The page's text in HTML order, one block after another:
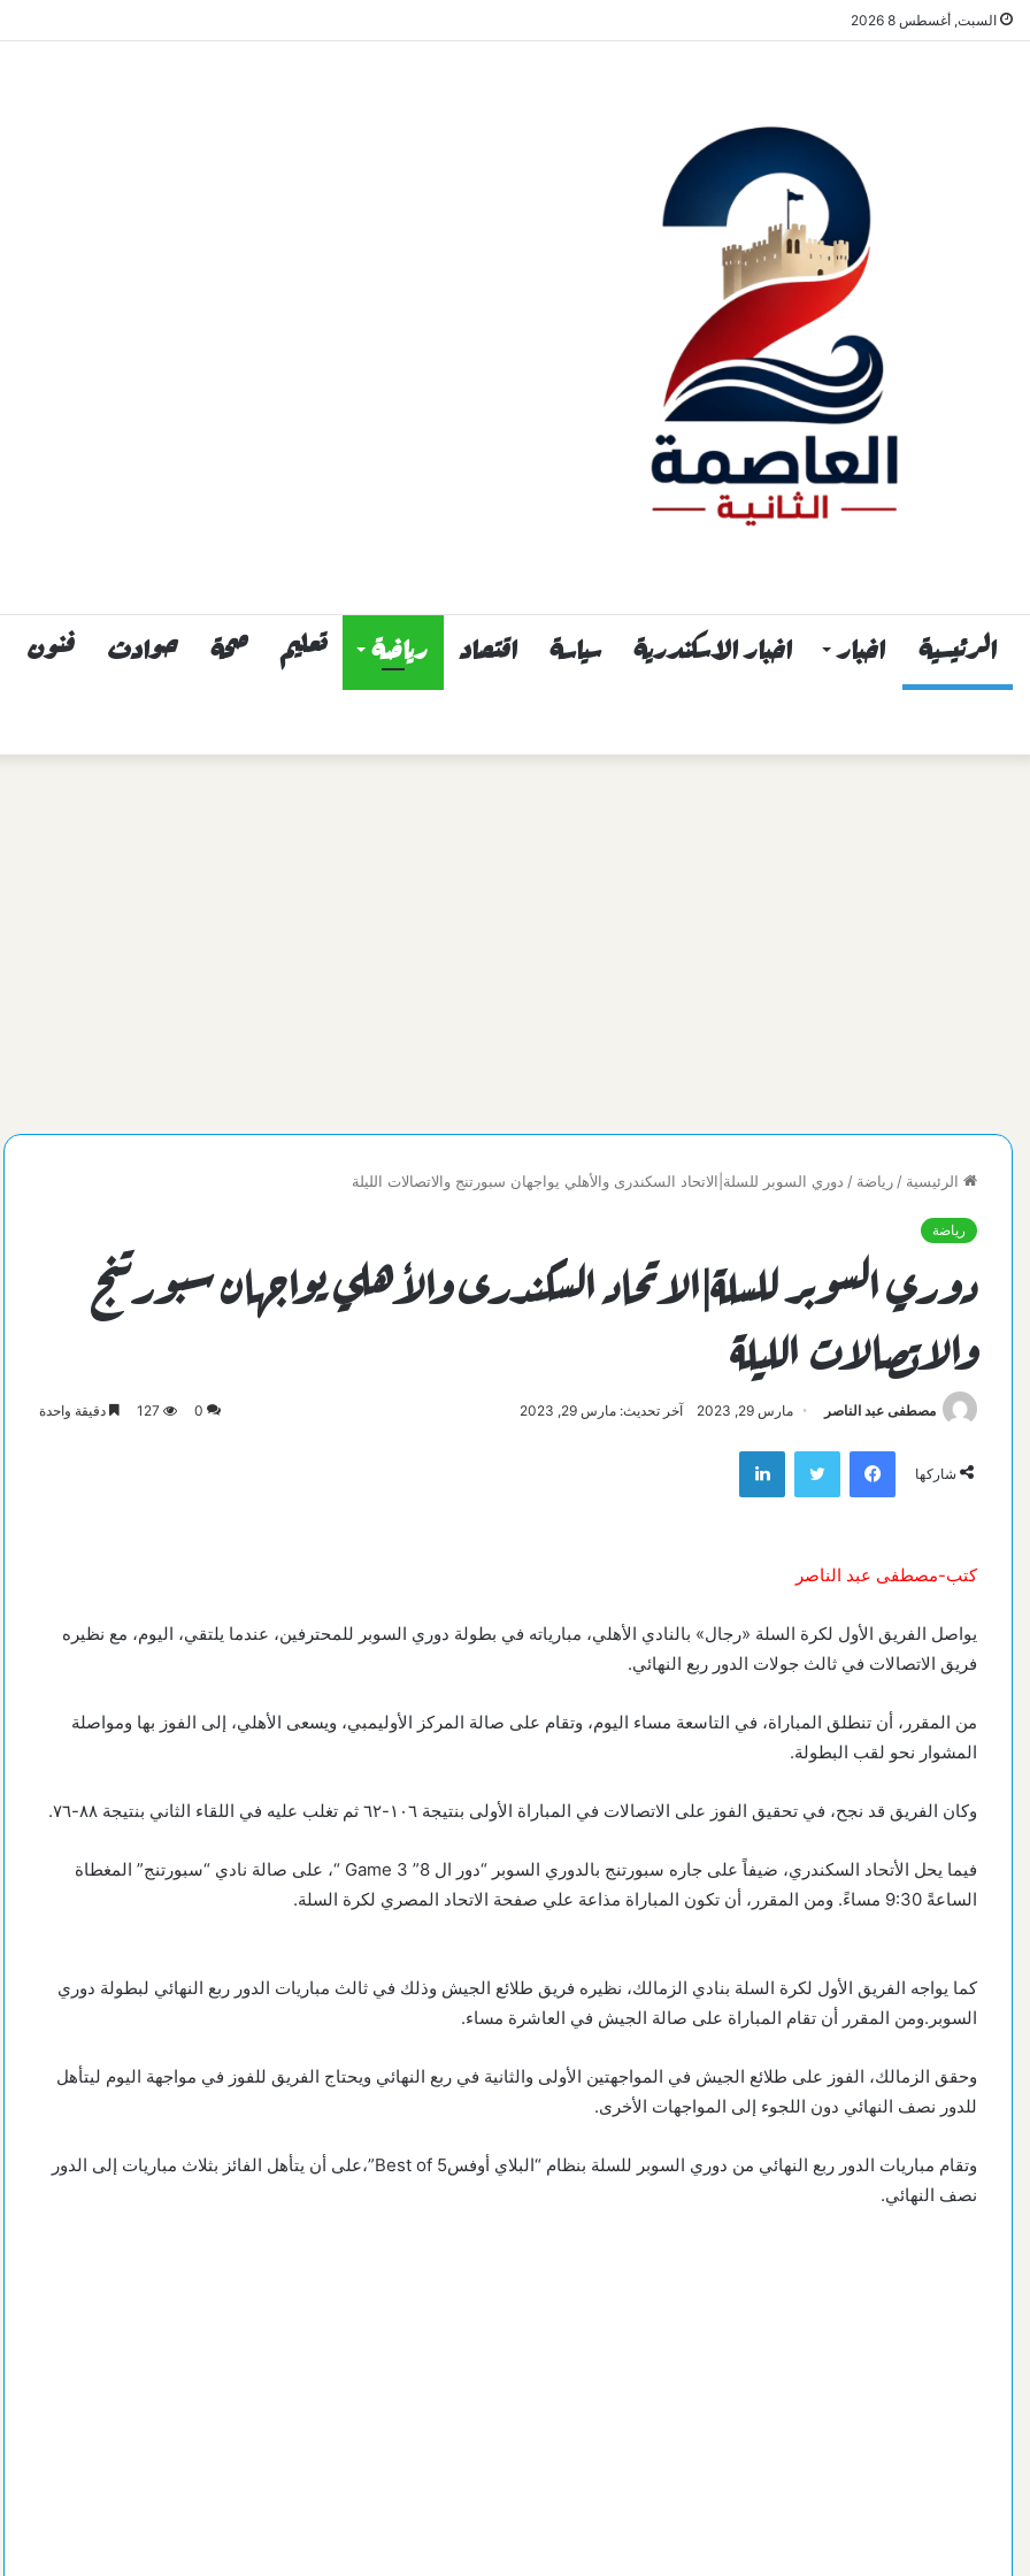
السبت, أغسطس 8 2026
الرئيسية اخبار اخبار الاسكندرية سياسة اقتصاد رياضة تعليم صحة حوادث فنون
الرئيسية / رياضة / دوري السوبر للسلة|الاتحاد السكندرى والأهلي يواجهان سبورتنج والاتصالات الليلة
رياضة
دوري السوبر للسلة|الاتحاد السكندرى والأهلي يواجهان سبورتنج
والاتصالات الليلة
مصطفى عبد الناصر مارس 29, 2023 آخر تحديث: مارس 29, 2023 0
127 دقيقة واحدة
شاركها
فيسبوك تويتر لينكدإن
كتب-مصطفى عبد الناصر
يواصل الفريق الأول لكرة السلة «رجال» بالنادي الأهلي، مبارياته في بطولة دوري السوبر للمحترفين، عندما يلتقي، اليوم، مع نظيره
فريق الاتصالات في ثالث جولات الدور ربع النهائي.
من المقرر، أن تنطلق المباراة، في التاسعة مساء اليوم، وتقام على صالة المركز الأوليمبي، ويسعى الأهلي، إلى الفوز بها ومواصلة
المشوار نحو لقب البطولة.
وكان الفريق قد نجح، في تحقيق الفوز على الاتصالات في المباراة الأولى بنتيجة ١٠٦-٦٢ ثم تغلب عليه في اللقاء الثاني بنتيجة ٨٨-٧٦.
فيما يحل الأتحاد السكندري، ضيفاً على جاره سبورتنج بالدوري السوبر “دور ال 8” Game 3 “، على صالة نادي “سبورتنج” المغطاة
الساعةً 9:30 مساءً. ومن المقرر، أن تكون المباراة مذاعة علي صفحة الاتحاد المصري لكرة السلة.
كما يواجه الفريق الأول لكرة السلة بنادي الزمالك، نظيره فريق طلائع الجيش وذلك في ثالث مباريات الدور ربع النهائي لبطولة دوري
السوبر.ومن المقرر أن تقام المباراة على صالة الجيش في العاشرة مساء.
وحقق الزمالك، الفوز على طلائع الجيش في المواجهتين الأولى والثانية في ربع النهائي ويحتاج الفريق للفوز في مواجهة اليوم ليتأهل
للدور نصف النهائي دون اللجوء إلى المواجهات الأخرى.
وتقام مباريات الدور ربع النهائي من دوري السوبر للسلة بنظام “البلاي أوفسBest of 5”،على أن يتأهل الفائز بثلاث مباريات إلى الدور
نصف النهائي.